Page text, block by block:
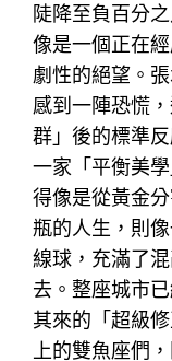
陡降至負百分
像是一個正在
劇性的絕望。
感到一陣恐慌
群」後的標準
一家「平衡美
得像是從黃金
瓶的人生，則
線球，充滿了
去。整座城市
其來的「超級
上的雙魚座們